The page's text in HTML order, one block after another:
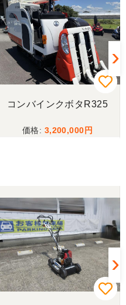
コンバインクボタR325
3,200,000